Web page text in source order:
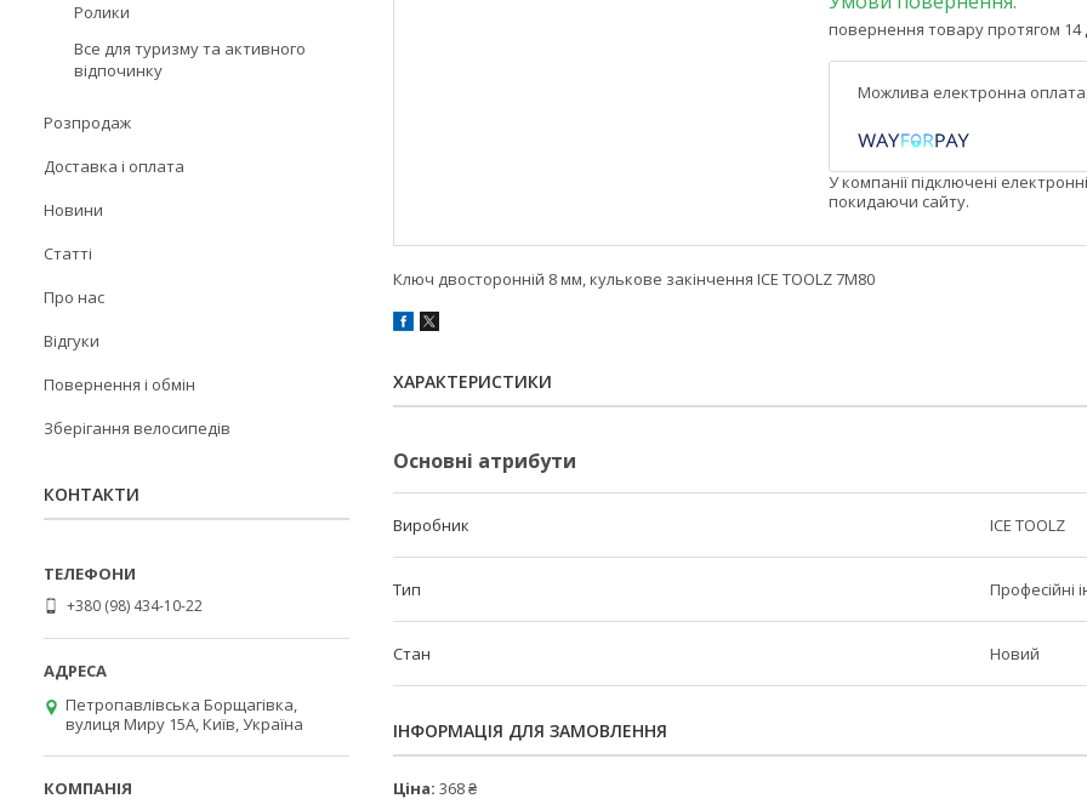
повернення товару протягом 14
У компанії підключені
покидаючи сайту.
Ключ двосторонній 8 мм, кулькове закінчення ICE TOOLZ 7M80
ХАРАКТЕРИСТИКИ
Основні атрибути
Виробник ICE TOOLZ
Тип Професійні
Стан Новий
ІНФОРМАЦІЯ ДЛЯ ЗАМОВЛЕННЯ
Ціна: 368 ₴
Ролики
Все для туризму та активного
відпочинку
Розпродаж
Доставка і оплата
Новини
Статті
Про нас
Відгуки
Повернення і обмін
Зберігання велосипедів
КОНТАКТИ
+380 (98) 434-10-22
Петропавлівська Борщагівка,
вулиця Миру 15А, Київ, Україна